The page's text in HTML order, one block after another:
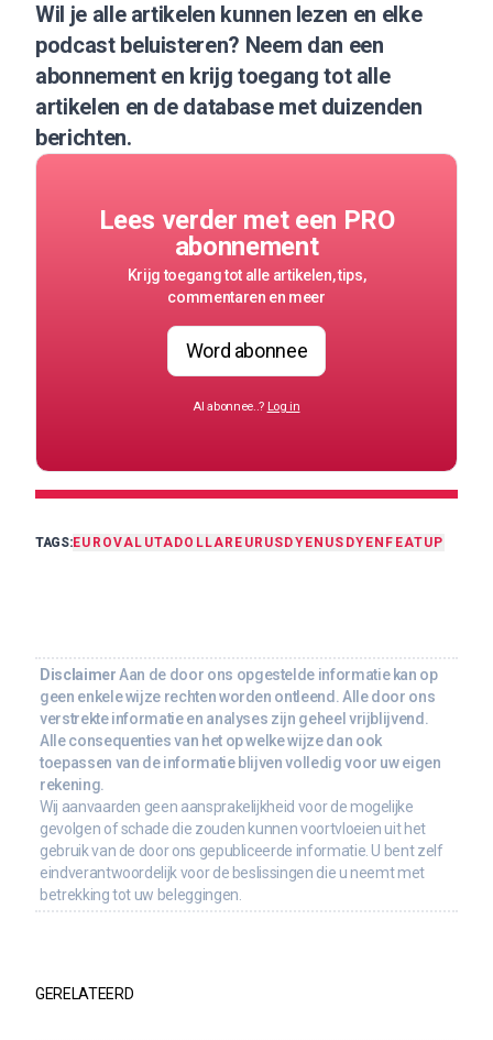
Wil je alle artikelen kunnen lezen en elke
podcast beluisteren? Neem dan een
abonnementen krijg toegang tot alle
artikelen en de database met duizenden
berichten.
Lees verder met een PRO
abonnement
Krijg toegang tot alle artikelen, tips,
commentaren en meer
Word abonnee
Al abonnee..? Log in
TAGS:EUROVALUTA DOLLAR EURUSDYEN USDYEN FEATUP
Disclaimer Aan de door ons opgestelde informatie kan op
geen enkele wijze rechten worden ontleend. Alle door ons
verstrekte informatie en analyses zijn geheel vrijblijvend.
Alle consequenties van het op welke wijze dan ook
toepassen van de informatie blijven volledig voor uw eigen
rekening.
Wij aanvaarden geen aansprakelijkheid voor de mogelijke
gevolgen of schade die zouden kunnen voortvloeien uit het
gebruik van de door ons gepubliceerde informatie. U bent zelf
eindverantwoordelijk voor de beslissingen die u neemt met
betrekking tot uw beleggingen.
GERELATEERD